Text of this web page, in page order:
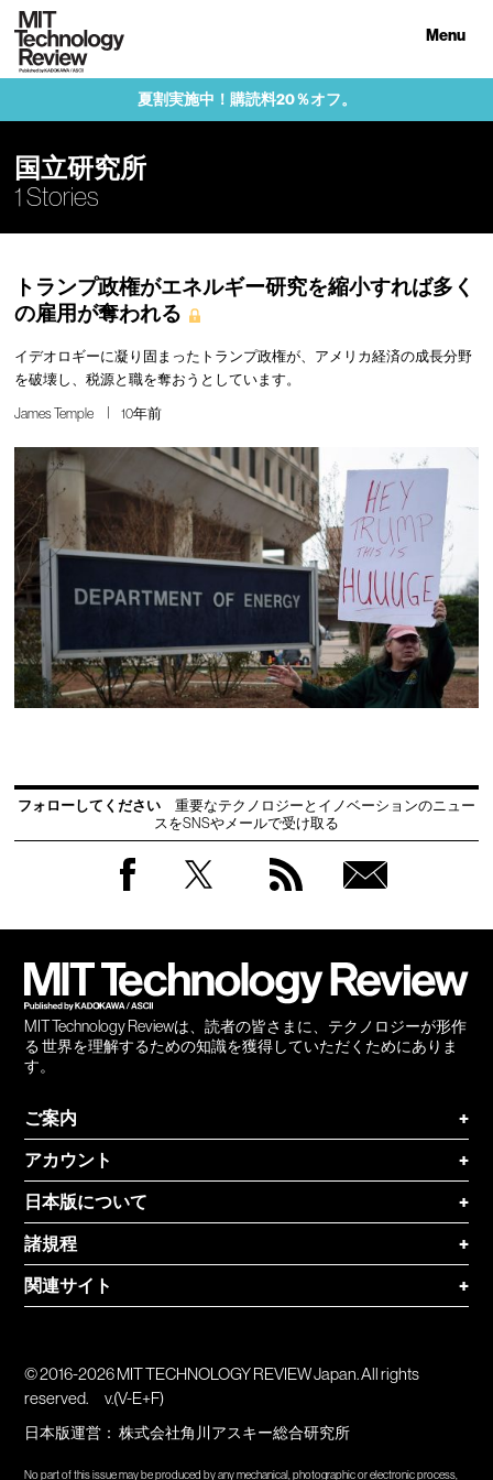
Menu
夏割実施中！購読料20％オフ。
国立研究所
1 Stories
トランプ政権がエネルギー研究を縮小すれば多く
の雇用が奪われる
イデオロギーに凝り固まったトランプ政権が、アメリカ経済の成長分野
を破壊し、税源と職を奪おうとしています。
James Temple 10年前
フォローしてください
重要なテクノロジーとイノベーションのニュー
スをSNSやメールで受け取る
MIT Technology Reviewは、読者の皆さまに、テクノロジーが形作
る 世界を理解するための知識を獲得していただくためにありま
す。
ご案内
+
アカウント
+
日本版について
+
諸規程
+
関連サイト
+
© 2016-2026 MIT TECHNOLOGY REVIEW Japan. All rights
reserved.
v.(V-E+F)
日本版運営：株式会社角川アスキー総合研究所
No part of this issue may be produced by any mechanical, photographic or electronic process,